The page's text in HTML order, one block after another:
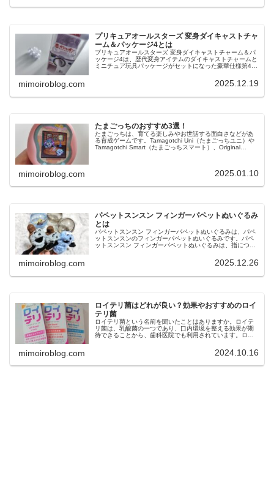
プリキュアオールスターズ 変身ダイキャストチャ
ーム＆パッケージ4とは
プリキュアオールスターズ 変身ダイキャストチャーム＆パ
ッケージ4は、歴代変身アイテムのダイキャストチャームと
ミニチュア玩具パッケージがセットになった豪華仕様第4弾
mimoiroblog.com 2025.12.19
たまごっちのおすすめ3選！
たまごっちは、育てる楽しみやお世話する面白さなどがあ
る育成ゲームです。Tamagotchi Uni（たまごっちユニ）や
Tamagotchi Smart（たまごっちスマート）、Original
mimoiroblog.com 2025.01.10
パペットスンスン フィンガーパペットぬいぐるみ
とは
パペットスンスン フィンガーパペットぬいぐるみは、パペ
ットスンスンのフィンガーパペットぬいぐるみです。パペ
ットスンスン フィンガーパペットぬいぐるみは、指につけ
mimoiroblog.com 2025.12.26
ロイテリ菌はどれが良い？効果やおすすめのロイ
テリ菌
ロイテリ菌という名前を聞いたことはありますか。ロイテ
リ菌は、乳酸菌の一つであり、口内環境を整える効果が期
待できることから、歯科医院でも利用されています。ロイ
mimoiroblog.com 2024.10.16